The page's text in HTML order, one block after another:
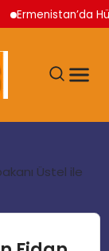
Ermenistan’da
Üstel ile